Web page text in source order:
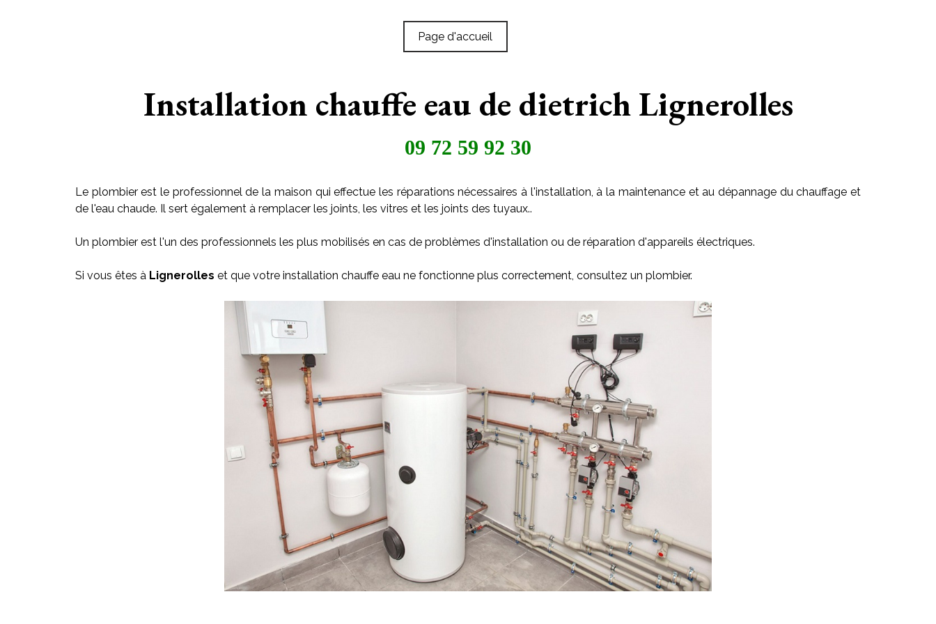
Page d'accueil
Installation chauffe eau de dietrich Lignerolles
09 72 59 92 30
Le plombier est le professionnel de la maison qui effectue les réparations nécessaires à l'installation, à la maintenance et au dépannage du chauffage et
de l'eau chaude. Il sert également à remplacer les joints, les vitres et les joints des tuyaux..
Un plombier est l'un des professionnels les plus mobilisés en cas de problèmes d'installation ou de réparation d'appareils électriques.
Si vous êtes à Lignerolles et que votre installation chauffe eau ne fonctionne plus correctement, consultez un plombier.